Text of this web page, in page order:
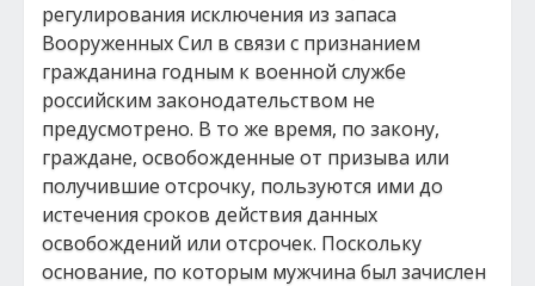
регулирования исключения из запаса
Вооруженных Сил в связи с признанием
гражданина годным к военной службе
российским законодательством не
предусмотрено. В то же время, по закону,
граждане, освобожденные от призыва или
получившие отсрочку, пользуются ими до
истечения сроков действия данных
освобождений или отсрочек. Поскольку
основание, по которым мужчина был зачислен